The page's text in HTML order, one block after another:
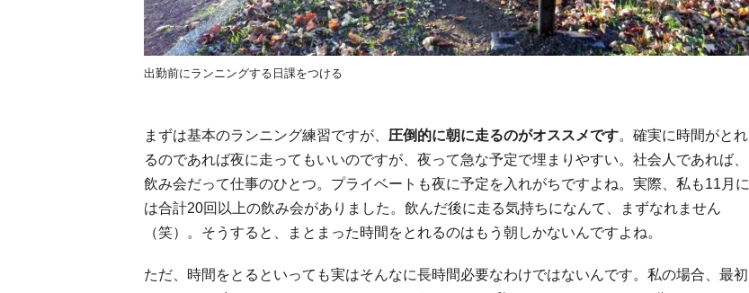
出勤前にランニングする日課をつける
まずは基本のランニング練習ですが、 圧倒的に朝に走るのがオススメです。確実に時間がとれ
るのであれば夜に走ってもいいのですが、夜って急な予定で埋まりやすい。社会人であれば、
飲み会だって仕事のひとつ。プライベートも夜に予定を入れがちですよね。実際、私も11月に
は合計20回以上の飲み会がありました。飲んだ後に走る気持ちになんて、まずなれません
（笑）。そうすると、まとまった時間をとれるのはもう朝しかないんですよね。
ただ、時間をとるといっても実はそんなに長時間必要なわけではないんです。私の場合、最初